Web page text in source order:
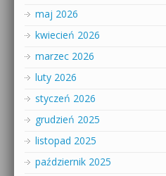
maj 2026
kwiecień 2026
marzec 2026
luty 2026
styczeń 2026
grudzień 2025
listopad 2025
październik 2025